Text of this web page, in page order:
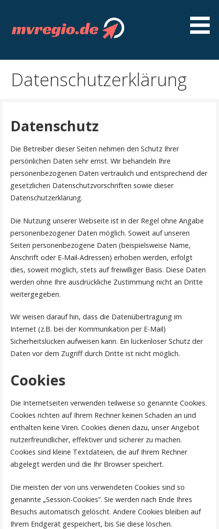
mvregio.de
nützliche Tipps
Datenschutzerklärung
Datenschutz
Die Betreiber dieser Seiten nehmen den Schutz Ihrer
persönlichen Daten sehr ernst. Wir behandeln Ihre
personenbezogenen Daten vertraulich und entsprechend der
gesetzlichen Datenschutzvorschriften sowie dieser
Datenschutzerklärung.
Die Nutzung unserer Webseite ist in der Regel ohne Angabe
personenbezogener Daten möglich. Soweit auf unseren
Seiten personenbezogene Daten (beispielsweise Name,
Anschrift oder E-Mail-Adressen) erhoben werden, erfolgt
dies, soweit möglich, stets auf freiwilliger Basis. Diese Daten
werden ohne Ihre ausdrückliche Zustimmung nicht an Dritte
weitergegeben.
Wir weisen darauf hin, dass die Datenübertragung im
Internet (z.B. bei der Kommunikation per E-Mail)
Sicherheitslücken aufweisen kann. Ein lückenloser Schutz der
Daten vor dem Zugriff durch Dritte ist nicht möglich.
Cookies
Die Internetseiten verwenden teilweise so genannte Cookies.
Cookies richten auf Ihrem Rechner keinen Schaden an und
enthalten keine Viren. Cookies dienen dazu, unser Angebot
nutzerfreundlicher, effektiver und sicherer zu machen.
Cookies sind kleine Textdateien, die auf Ihrem Rechner
abgelegt werden und die Ihr Browser speichert.
Die meisten der von uns verwendeten Cookies sind so
genannte „Session-Cookies“. Sie werden nach Ende Ihres
Besuchs automatisch gelöscht. Andere Cookies bleiben auf
Ihrem Endgerät gespeichert, bis Sie diese löschen.